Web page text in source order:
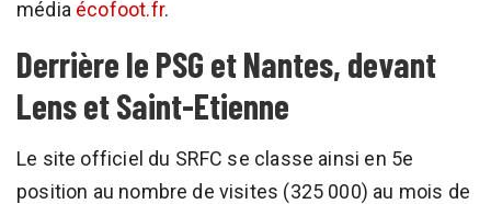
média écofoot.fr.
Derrière le PSG et Nantes, devant
Lens et Saint-Etienne
Le site officiel du SRFC se classe ainsi en 5e
position au nombre de visites (325 000) au mois de